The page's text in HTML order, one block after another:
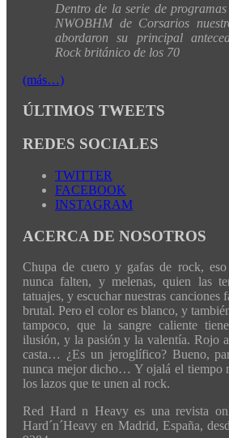
Dentro de la serie de
NWOBHM de Corsarios
abordaron su principal
Rock británico de los 70
(más…)
ÚLTIMOS TWEETS
REDES SOCIALES
TWITTER
FACEBOOK
INSTAGRAM
ACERCA DE NOSOTROS
Chupa de cuero y gafas de rock,
nunca falten, y melenas, quien las
tatuajes, y escuchar nuestras canciones
brutal. Pero el color es blanco, y
tampoco, que la sangre caliente
ilusión, y la pasión y la valentía. Rojo
casta… ¿Es un jeroglífico? Bueno,
nunca mejor dicho… Y ojalá el tiempo
los lazos que te unen al rock.
Red Hard n Heavy es una revista
Hard´n´Heavy en Madrid, España,